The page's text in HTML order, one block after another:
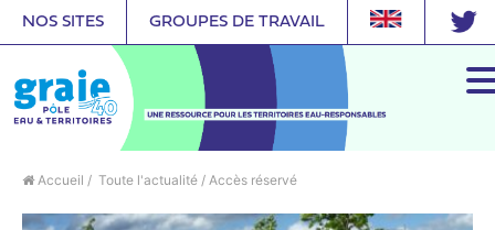
NOS SITES GROUPES DE TRAVAIL
Accueil / Toute l'actualité / Accès réservé